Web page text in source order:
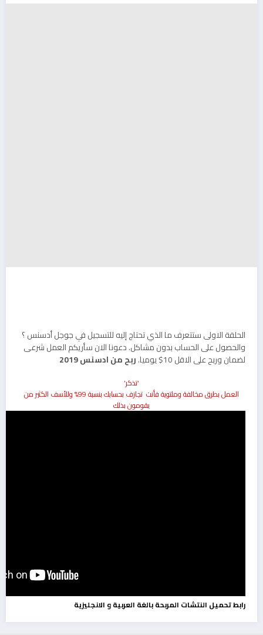
الحلقة الاولى ستتعرف ما الذي تحتاج إليه للتسجيل في جوجل أدسنس ؟
والحصول على الحساب بدون مشاكل. دعونا الان سأريكم العمل شرعى
لضمان وربح على الاقل 10$ يوميا.
ربح من ادسنس 2019
‘تذكر’
العمل بطرق مخالفة وملتوية فأنت تجازف بحسابك بنسبة 99% وللأسف الكثير من
يقومون بذلك
رابط تحميل النتشات المربحة بالغة العربية و الانجليزية